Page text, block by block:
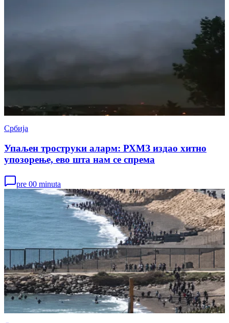
Србија
Упаљен троструки аларм: РХМЗ издао хитно
упозорење, ево шта нам се спрема
pre 00 minuta